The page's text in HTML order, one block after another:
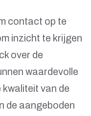
contact op te
inzicht te krijgen
over de
waardevolle
van de
de aangeboden